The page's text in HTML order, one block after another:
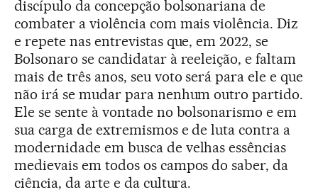
discípulo da concepção bolsonariana de
combater a violência com mais violência. Diz
e repete nas entrevistas que, em 2022, se
Bolsonaro se candidatar à reeleição, e faltam
mais de três anos, seu voto será para ele e que
não irá se mudar para nenhum outro partido.
Ele se sente à vontade no bolsonarismo e em
sua carga de extremismos e de luta contra a
modernidade em busca de velhas essências
medievais em todos os campos do saber, da
ciência, da arte e da cultura.